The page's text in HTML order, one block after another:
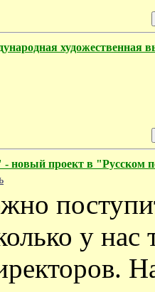
художественная
новый проект в "Русском
у нас